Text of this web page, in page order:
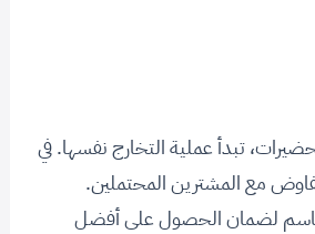
تبدأ عملية التخارج نفسها. في
مع المشترين المحتملين.
لضمان الحصول على أفضل